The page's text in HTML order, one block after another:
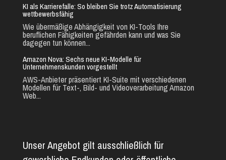
KI als Karrierefalle: So bleiben Sie trotz Automatisierung
wettbewerbsfähig
Wie übermäßige Abhängigkeit von KI-Tools Ihre
beruflichen Fähigkeiten gefährden kann und was Sie
dagegen tun können...
Amazon Nova: Sechs neue KI-Modelle für
Unternehmenskunden vorgestellt
AWS-Anbieter präsentiert KI-Suite mit verschiedenen
Modellen für Text-, Bild- und Videoverarbeitung Amazon
Web...
Unser Angebot gilt ausschließlich für